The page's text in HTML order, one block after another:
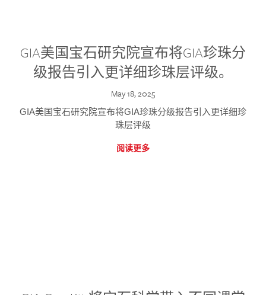
GIA美国宝石研究院宣布将GIA珍珠分
级报告引入更详细珍珠层评级。
May 18, 2025
GIA美国宝石研究院宣布将GIA珍珠分级报告引入更详细珍
珠层评级
阅读更多